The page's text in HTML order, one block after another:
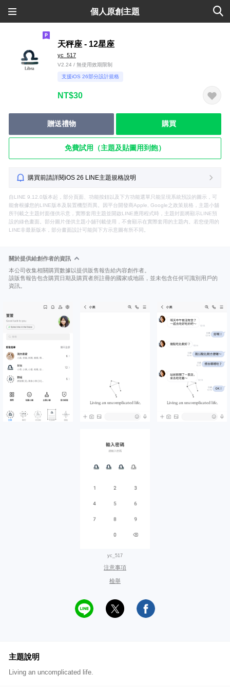
個人原創主題
天秤座 - 12星座
yc_517
V2.24 / 無使用效期限制
支援iOS 26部分設計規格
NT$30
贈送禮物 購買
免費試用（主題及貼圖用到飽）
購買前請詳閱iOS 26 LINE主題規格說明
自LINE 9.12.0版本起，部分頁面、功能按鈕以及下方功能選單只能呈現系統預設的圖示，可
能會根據您的LINE版本及裝置機型而異。因平台開發商Apple, Google之政策規格，主題小舖
所刊載之主題封面僅供示意，實際套用主題並開啟LINE應用程式時，主題封面將顯示LINE預
設的綠色畫面。部分圖片僅供主題小舖刊載使用，不會顯示在實際套用的主題內。若您使用的
LINE非最新版本，部分畫面設計可能與下方示意圖有所不同。
關於提供給創作者的資訊
本公司收集相關購買數據以提供販售報告給內容創作者。
該販售報告包含購買日期及購買者所註冊的國家或地區，並未包含任何可識別用戶的
資訊。
yc_517
注意事項
檢舉
主題說明
Living an uncomplicated life.